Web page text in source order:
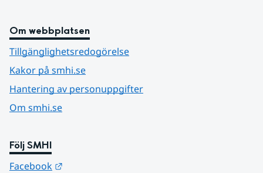
Om webbplatsen
Tillgänglighetsredogörelse
Kakor på smhi.se
Hantering av personuppgifter
Om smhi.se
Följ SMHI
Facebook